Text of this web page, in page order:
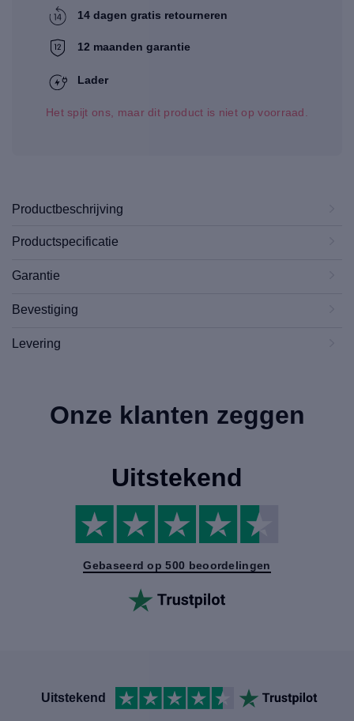
14 dagen gratis retourneren
12 maanden garantie
Lader
Het spijt ons, maar dit product is niet op voorraad.
Productbeschrijving
Productspecificatie
Garantie
Bevestiging
Levering
Onze klanten zeggen
Uitstekend
Gebaseerd op 500 beoordelingen
Uitstekend